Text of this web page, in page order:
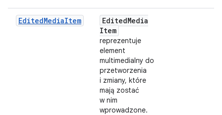
EditedMediaItem EditedMedia
Item
reprezentuje
element
multimedialny do
przetworzenia
i zmiany, które
mają zostać
w nim
wprowadzone.